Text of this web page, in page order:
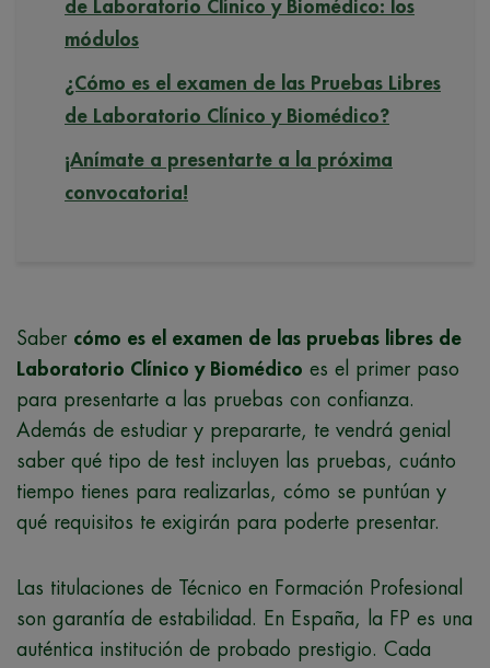
de Laboratorio Clínico y Biomédico: los
módulos
¿Cómo es el examen de las Pruebas Libres
de Laboratorio Clínico y Biomédico?
¡Anímate a presentarte a la próxima
convocatoria!
Saber cómo es el examen de las pruebas libres de
Laboratorio Clínico y Biomédico es el primer paso
para presentarte a las pruebas con confianza.
Además de estudiar y prepararte, te vendrá genial
saber qué tipo de test incluyen las pruebas, cuánto
tiempo tienes para realizarlas, cómo se puntúan y
qué requisitos te exigirán para poderte presentar.
Las titulaciones de Técnico en Formación Profesional
son garantía de estabilidad. En España, la FP es una
auténtica institución de probado prestigio. Cada